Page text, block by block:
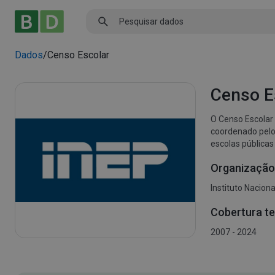
Dados/Censo Escolar
Censo
O Censo
coordenado
escolas públicas e privadas do país. Ele abrange as diferentes etapas
técnicos e cursos de formação
gestores,
Organização
Instituto
Cobertura
2007 - 2024